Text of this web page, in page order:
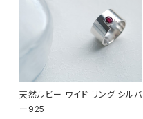
天然ルビー ワイド リング シルバ
ー925